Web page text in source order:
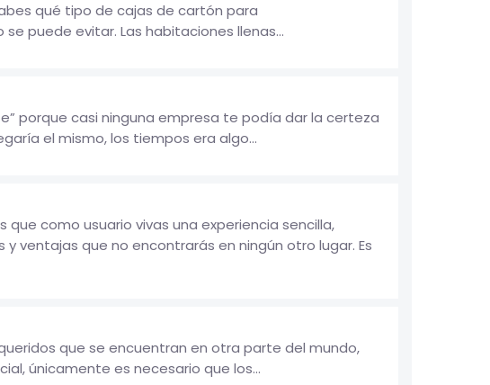
qué tipo de cajas de cartón para
puede evitar. Las habitaciones llenas...
porque casi ninguna empresa te podía dar la certeza
el mismo, los tiempos era algo...
como usuario vivas una experiencia sencilla,
que no encontrarás en ningún otro lugar. Es
que se encuentran en otra parte del mundo,
únicamente es necesario que los...